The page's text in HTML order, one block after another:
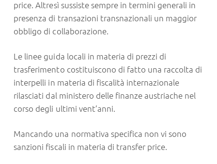
price. Altresì sussiste sempre in termini generali in
presenza di transazioni transnazionali un maggior
obbligo di collaborazione.
Le linee guida locali in materia di prezzi di
trasferimento costituiscono di fatto una raccolta di
interpelli in materia di fiscalità internazionale
rilasciati dal ministero delle finanze austriache nel
corso degli ultimi vent’anni.
Mancando una normativa specifica non vi sono
sanzioni fiscali in materia di transfer price.